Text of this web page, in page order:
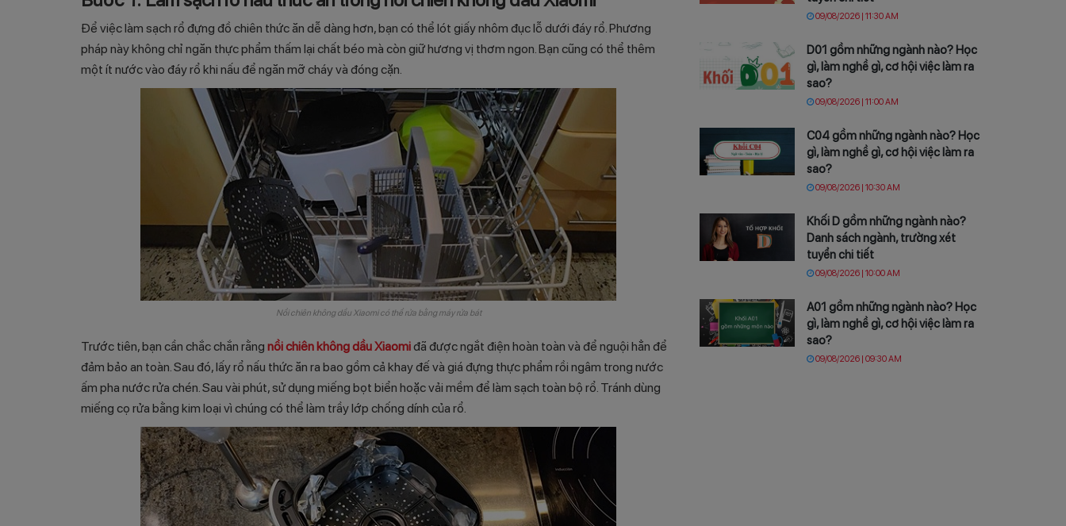
Để việc làm sạch rổ đựng đồ chiên thức ăn dễ dàng hơn, bạn có thể lót giấy nhôm đục lỗ dưới đáy rổ. Phương
pháp này không chỉ ngăn thực phẩm thấm lại chất béo mà còn giữ hương vị thơm ngon. Bạn cũng có thể thêm
một ít nước vào đáy rổ khi nấu để ngăn mỡ cháy và đóng cặn.
Nồi chiên không dầu Xiaomi có thể rửa bằng máy rửa bát
Trước tiên, bạn cần chắc chắn rằng nồi chiên không dầu Xiaomi đã được ngắt điện hoàn toàn và để nguội hẳn để
đảm bảo an toàn. Sau đó, lấy rổ nấu thức ăn ra bao gồm cả khay đế và giá đựng thực phẩm rồi ngâm trong nước
ấm pha nước rửa chén. Sau vài phút, sử dụng miếng bọt biển hoặc vải mềm để làm sạch toàn bộ rổ. Tránh dùng
miếng cọ rửa bằng kim loại vì chúng có thể làm trầy lớp chống dính của rổ.
09/08/2026 | 11:30 AM
D01 gồm những ngành nào? Học
gì, làm nghề gì, cơ hội việc làm ra
sao?
09/08/2026 | 11:00 AM
C04 gồm những ngành nào? Học
gì, làm nghề gì, cơ hội việc làm ra
sao?
09/08/2026 | 10:30 AM
Khối D gồm những ngành nào?
Danh sách ngành, trường xét
tuyển chi tiết
09/08/2026 | 10:00 AM
A01 gồm những ngành nào? Học
gì, làm nghề gì, cơ hội việc làm ra
sao?
09/08/2026 | 09:30 AM